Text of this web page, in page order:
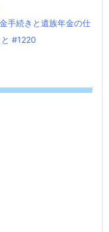
手続きと遺族年金の仕
#1220